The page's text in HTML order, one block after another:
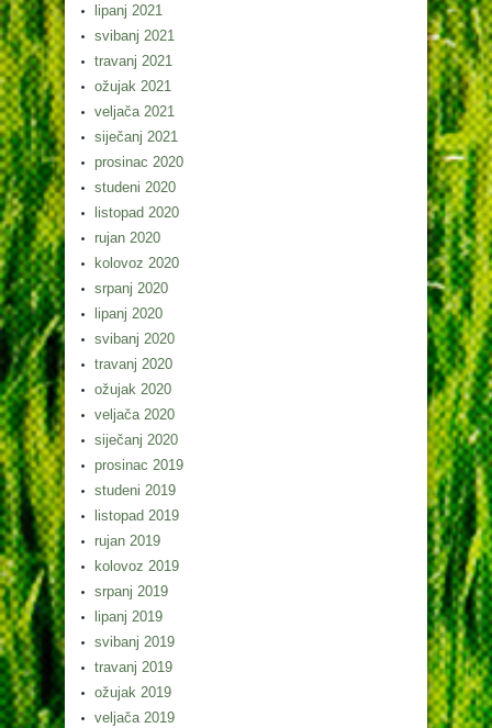
lipanj 2021
svibanj 2021
travanj 2021
ožujak 2021
veljača 2021
siječanj 2021
prosinac 2020
studeni 2020
listopad 2020
rujan 2020
kolovoz 2020
srpanj 2020
lipanj 2020
svibanj 2020
travanj 2020
ožujak 2020
veljača 2020
siječanj 2020
prosinac 2019
studeni 2019
listopad 2019
rujan 2019
kolovoz 2019
srpanj 2019
lipanj 2019
svibanj 2019
travanj 2019
ožujak 2019
veljača 2019